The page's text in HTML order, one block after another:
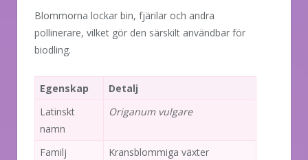
Blommorna lockar bin, fjärilar och andra
pollinerare, vilket gör den särskilt användbar för
biodling.
Egenskap
Detalj
Latinskt
namn
Origanum vulgare
Familj
Kransblommiga växter